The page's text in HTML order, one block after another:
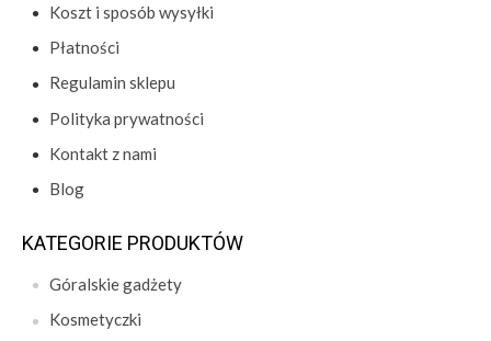
Koszt i sposób wysyłki
Płatności
Regulamin sklepu
Polityka prywatności
Kontakt z nami
Blog
KATEGORIE PRODUKTÓW
Góralskie gadżety
Kosmetyczki